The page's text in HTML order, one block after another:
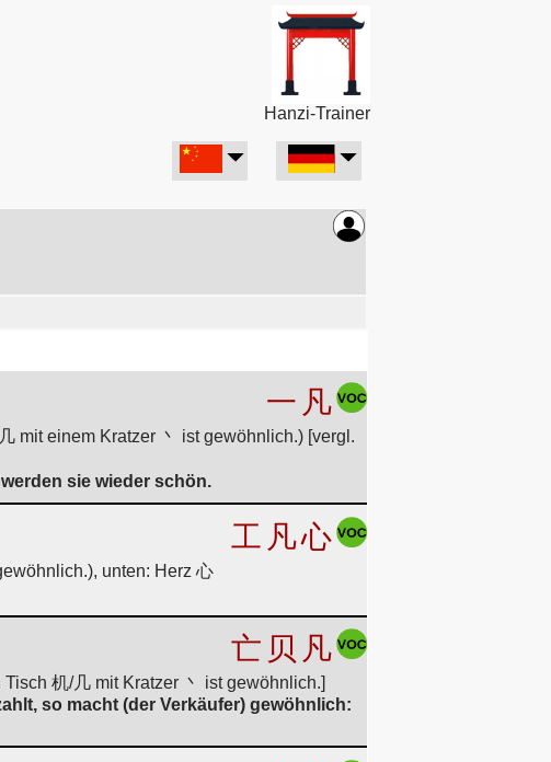
Hanzi-Trainer
一 凡
mit einem Kratzer 丶 ist gewöhnlich.) [vergl.
sie wieder schön.
工 凡心
unten: Herz 心
亡 贝 凡
机/几 mit Kratzer 丶 ist gewöhnlich.]
so macht (der Verkäufer) gewöhnlich: